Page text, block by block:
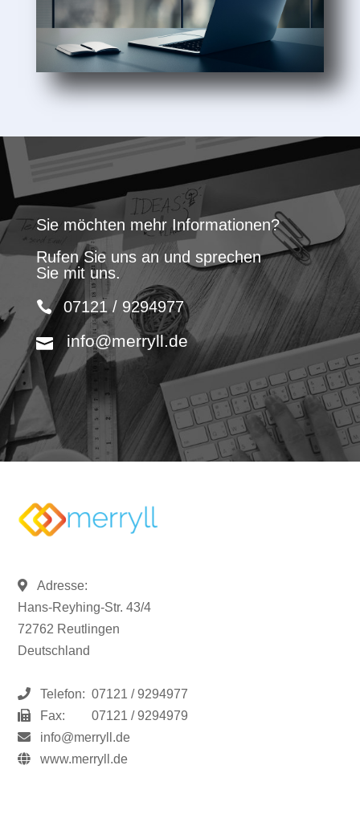
Sie möchten mehr Informationen?
Rufen Sie uns an und sprechen
Sie mit uns.
07121 / 9294977
info@merryll.de
Adresse:
Hans-Reyhing-Str. 43/4
72762 Reutlingen
Deutschland
Telefon: 07121 / 9294977
Fax:
07121 / 9294979
info@merryll.de
www.merryll.de